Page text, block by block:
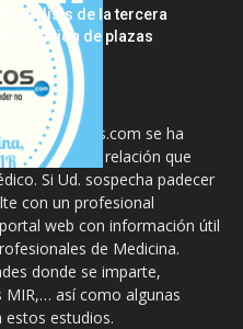
análisis de la tercera
de plazas
CasiMedicos.com se ha
substituir, la relación que
Si Ud. sospecha padecer
con un profesional
web con información útil
de Medicina.
donde se imparte,
MIR,… así como algunas
estudios.